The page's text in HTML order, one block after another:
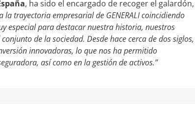
, ha sido el encargado de recoger el galardón,
trayectoria empresarial de GENERALI coincidiendo
especial para destacar nuestra historia, nuestros
de la sociedad. Desde hace cerca de dos siglos,
innovadoras, lo que nos ha permitido
así como en la gestión de activos.”